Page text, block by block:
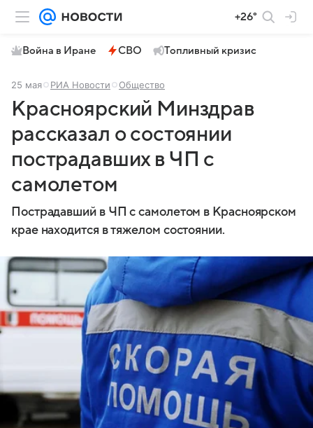
+26°
Война в Иране СВО Топливный кризис
25 мая РИА Новости Общество
Красноярский Минздрав
рассказал о состоянии
пострадавших в ЧП с
самолетом
Пострадавший в ЧП с самолетом в Красноярском
крае находится в тяжелом состоянии.